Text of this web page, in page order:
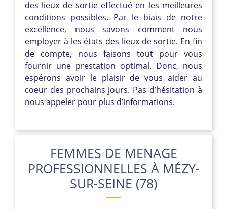
des lieux de sortie effectué en les meilleures
conditions possibles. Par le biais de notre
excellence, nous savons comment nous
employer à les états des lieux de sortie. En fin
de compte, nous faisons tout pour vous
fournir une prestation optimal. Donc, nous
espérons avoir le plaisir de vous aider au
coeur des prochains jours. Pas d’hésitation à
nous appeler pour plus d’informations.
FEMMES DE MENAGE
PROFESSIONNELLES À MÉZY-
SUR-SEINE (78)